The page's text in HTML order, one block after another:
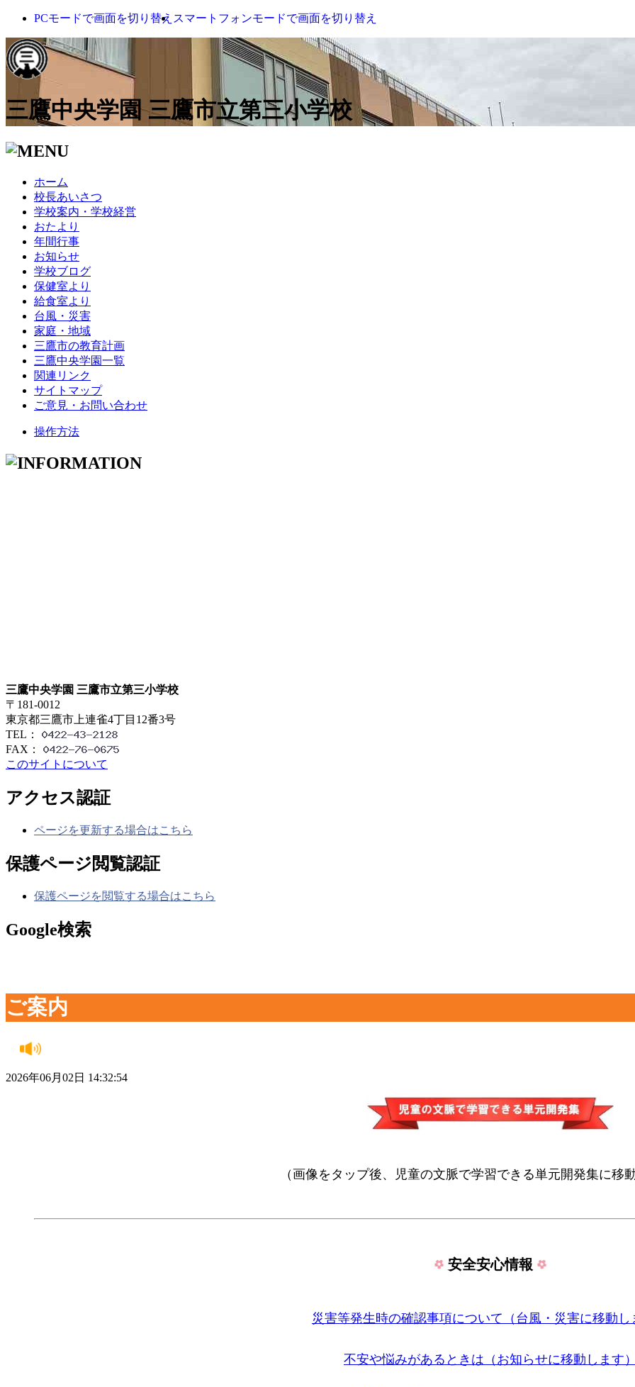
PCモードで画面を切り替え スマートフォンモードで画面を切り替え
三鷹中央学園 三鷹市立第三小学校
ホーム
校長あいさつ
学校案内・学校経営
おたより
年間行事
お知らせ
学校ブログ
保健室より
給食室より
台風・災害
家庭・地域
三鷹市の教育計画
三鷹中央学園一覧
関連リンク
サイトマップ
ご意見・お問い合わせ
操作方法
三鷹中央学園 三鷹市立第三小学校
〒181-0012
東京都三鷹市上連雀4丁目12番3号
TEL：
FAX：
このサイトについて
アクセス認証
ページを更新する場合はこちら
保護ページ閲覧認証
保護ページを閲覧する場合はこちら
Google検索
ご案内
2026年06月02日 14:32:54
（画像をタップ後、児童の文脈で学習できる単元開発集に移
安全安心情報
災害等発生時の確認事項について（台風・災害に移動し
不安や悩みがあるときは（お知らせに移動します）